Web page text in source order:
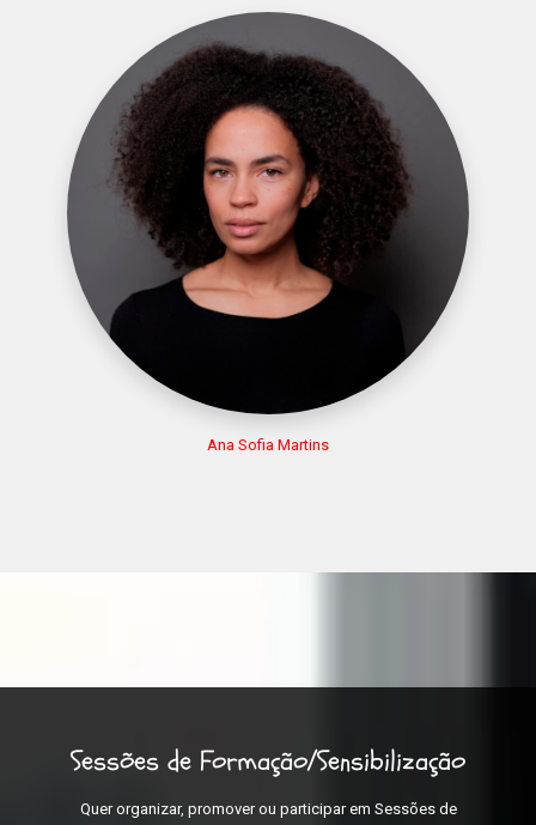
Ana Sofia Martins
Sessões de Formação/Sensibilização
Quer organizar, promover ou participar em Sessões de